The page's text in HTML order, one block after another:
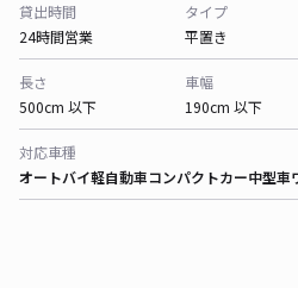
貸出時間
24時間営業
タイプ
平置き
長さ
500cm 以下
車幅
190cm 以下
対応車種
オートバイ軽自動車コンパクトカー中型車